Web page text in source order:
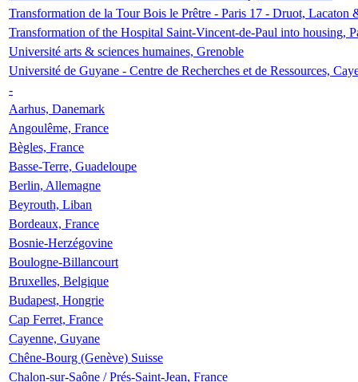
Transformation de la Tour Bois le Prêtre - Paris 17 - Druot, Lacaton
Transformation of the Hospital Saint-Vincent-de-Paul into housing,
Université arts & sciences humaines, Grenoble
Université de Guyane - Centre de Recherches et de Ressources,
-
Aarhus, Danemark
Angoulême, France
Bègles, France
Basse-Terre, Guadeloupe
Berlin, Allemagne
Beyrouth, Liban
Bordeaux, France
Bosnie-Herzégovine
Boulogne-Billancourt
Bruxelles, Belgique
Budapest, Hongrie
Cap Ferret, France
Cayenne, Guyane
Chêne-Bourg (Genève) Suisse
Chalon-sur-Saône / Prés-Saint-Jean, France